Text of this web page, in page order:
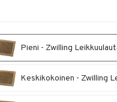
Pieni - Zwilling
Keskikokoinen - Zwilling